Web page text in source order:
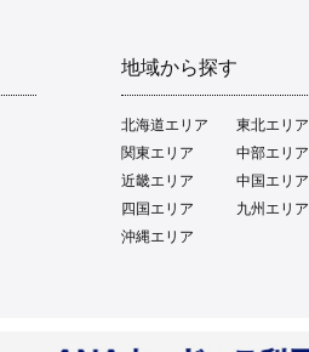
地域から探す
北海道エリア
東北エリア
関東エリア
中部エリア
近畿エリア
中国エリア
四国エリア
九州エリア
沖縄エリア